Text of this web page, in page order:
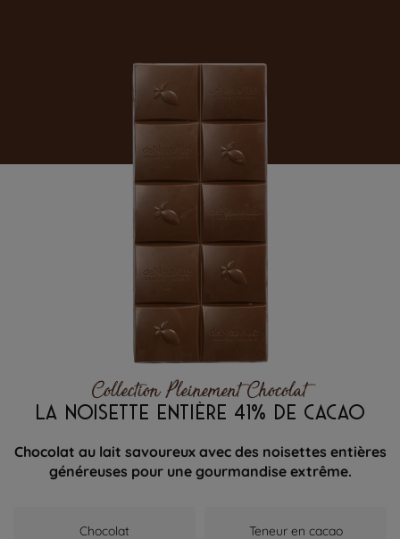
Collection Pleinement Chocolat
LA NOISETTE ENTIÈRE 41% DE CACAO
Chocolat au lait savoureux avec des noisettes entières
généreuses pour une gourmandise extrême.
Chocolat Teneur en cacao